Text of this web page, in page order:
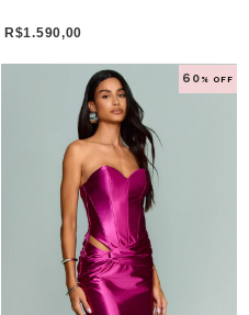
R$1.590,00
60 % OFF